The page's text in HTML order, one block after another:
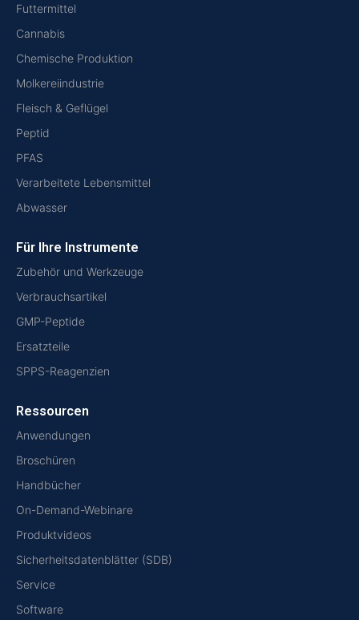
Futtermittel
Cannabis
Chemische Produktion
Molkereiindustrie
Fleisch & Geflügel
Peptid
PFAS
Verarbeitete Lebensmittel
Abwasser
Für Ihre Instrumente
Zubehör und Werkzeuge
Verbrauchsartikel
GMP-Peptide
Ersatzteile
SPPS-Reagenzien
Ressourcen
Anwendungen
Broschüren
Handbücher
On-Demand-Webinare
Produktvideos
Sicherheitsdatenblätter (SDB)
Service
Software